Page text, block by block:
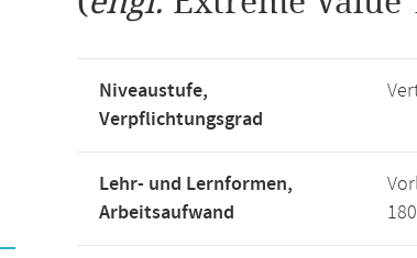
Niveaustufe,
Verpflichtungsgrad
Lehr- und Lernformen,
Arbeitsaufwand